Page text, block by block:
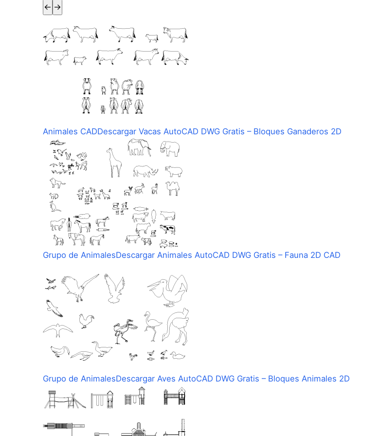
← →
Animales CADDescargar Vacas AutoCAD DWG Gratis – Bloques Ganaderos 2D
Grupo de AnimalesDescargar Animales AutoCAD DWG Gratis – Fauna 2D CAD
Grupo de AnimalesDescargar Aves AutoCAD DWG Gratis – Bloques Animales 2D